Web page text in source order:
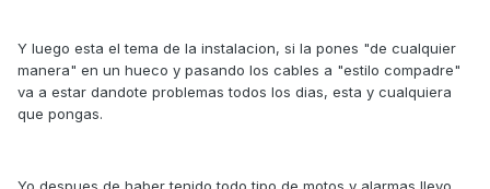
Y luego esta el tema de la instalacion, si la pones "de cualquier
manera" en un hueco y pasando los cables a "estilo compadre"
va a estar dandote problemas todos los dias, esta y cualquiera
que pongas.